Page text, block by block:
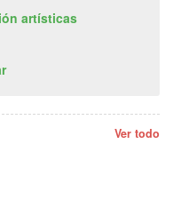
artísticas
Ver todo